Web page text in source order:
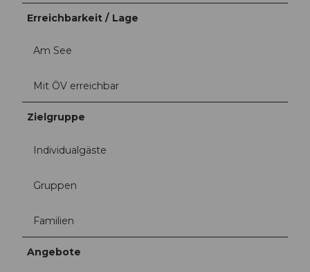
Erreichbarkeit / Lage
Am See
Mit ÖV erreichbar
Zielgruppe
Individualgäste
Gruppen
Familien
Angebote